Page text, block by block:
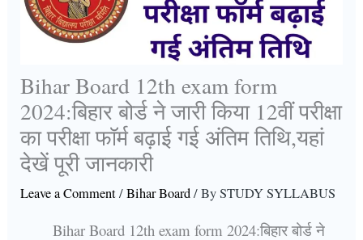
Bihar Board 12th exam form
2024:बिहार बोर्ड ने जारी किया 12वीं परीक्षा
का परीक्षा फॉर्म बढ़ाई गई अंतिम तिथि,यहां
देखें पूरी जानकारी
Leave a Comment/Bihar Board/ BySTUDY SYLLABUS
Bihar Board 12th exam form 2024:बिहार बोर्ड ने